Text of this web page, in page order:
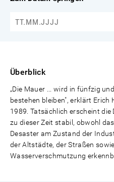
Überblick
„Die Mauer ... wird in fünfzig
bestehen bleiben", erklärt Erich
1989. Tatsächlich erscheint die
zu dieser Zeit stabil, obwohl
Desaster am Zustand der
der Altstädte, der Straßen
Wasserverschmutzung